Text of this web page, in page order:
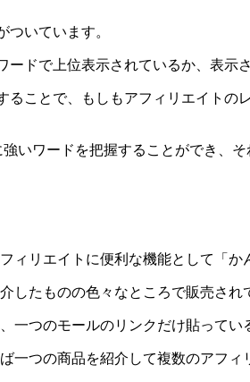
いています。
ドで上位表示されているか、表示
ことで、もしもアフィリエイト
いワードを把握することができ、
ィリエイトに便利な機能として「か
たものの色々なところで販売さ
つのモールのリンクだけ貼って
つの商品を紹介して複数のアフィ